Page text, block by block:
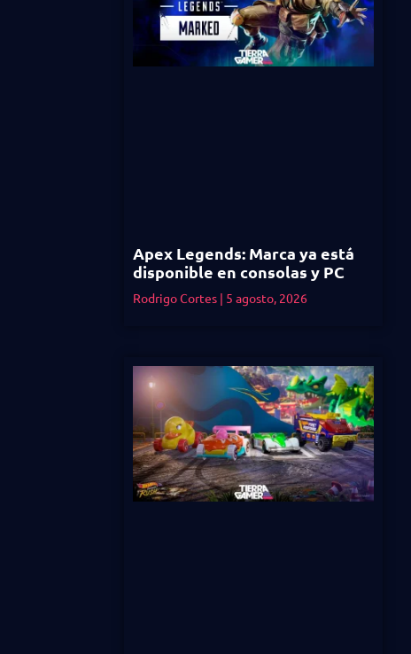
Apex Legends: Marca ya está
disponible en consolas y PC
Rodrigo Cortes 5 agosto, 2026